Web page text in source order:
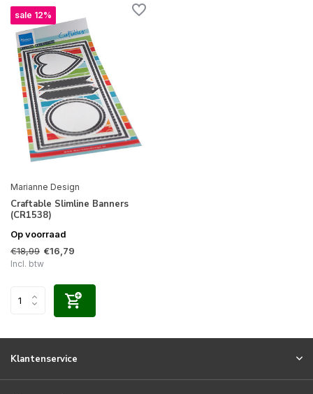
sale 12%
Marianne Design
Craftable Slimline Banners
(CR1538)
Op voorraad
€18,99 €16,79
Incl. btw
Klantenservice